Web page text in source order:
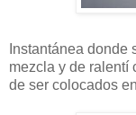
Instantánea
mezcla y de ralentí
de ser colocados